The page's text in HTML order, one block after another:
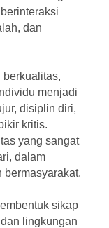
dan
berkualitas,
menjadi
disiplin diri,
kritis.
yang sangat
dalam
bermasyarakat.
sikap
lingkungan